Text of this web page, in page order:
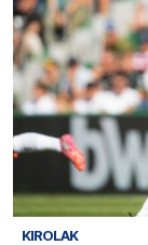
KIROLAK